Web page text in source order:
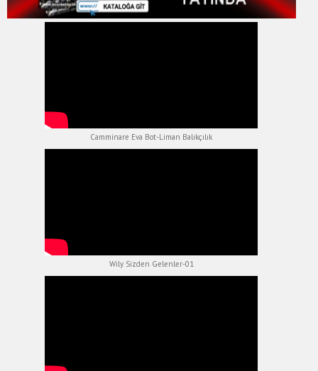
Camminare Eva Bot-Liman Balıkçılık
Wily Sizden Gelenler-01